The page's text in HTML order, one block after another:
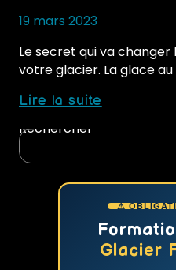
19 mars 2023
Le secret qui va
votre glacier. La glace
Lire la suite
délicieuse
et
équilibrée
Rechercher
⚠
Glacier